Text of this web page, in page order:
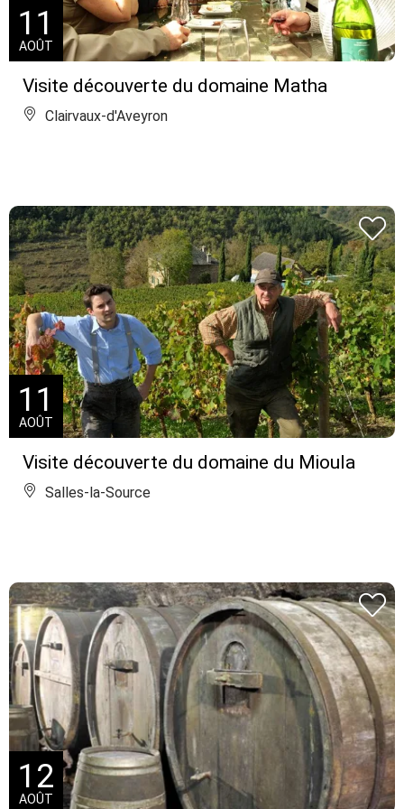
Visite découverte du domaine Matha
11
AOÛT
Clairvaux-d'Aveyron
Visite découverte du domaine du Mioula
11
AOÛT
Salles-la-Source
12
AOÛT